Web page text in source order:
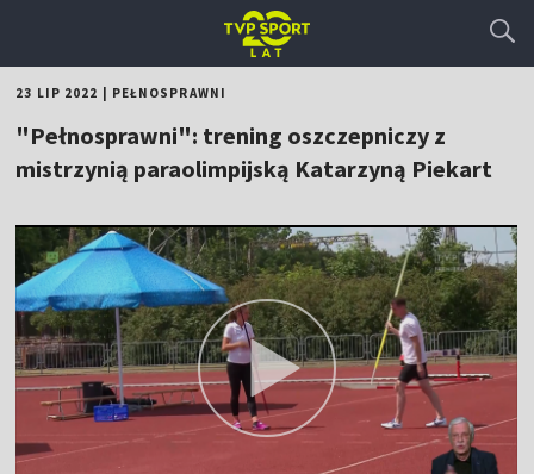
23 LIP 2022 PEŁNOSPRAWNI
"Pełnosprawni": trening oszczepniczy z
mistrzynią paraolimpijską Katarzyną Piekart